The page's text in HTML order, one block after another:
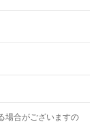
場合がございますの